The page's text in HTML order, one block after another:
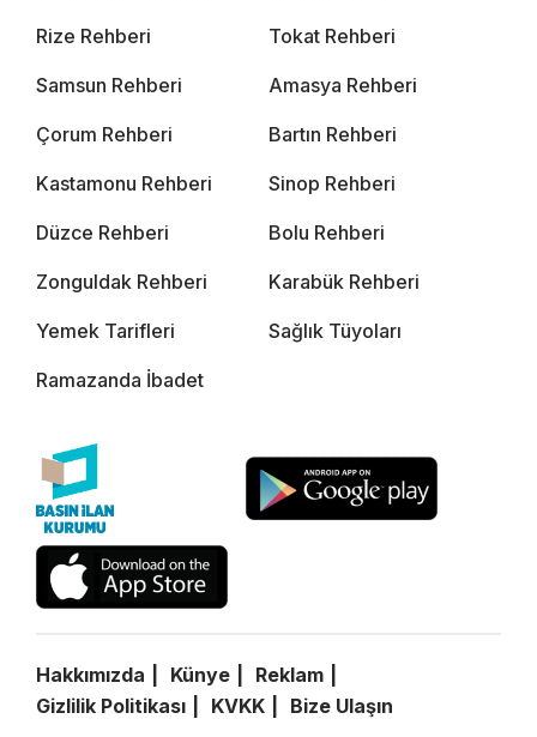
Rize Rehberi Tokat Rehberi
Samsun Rehberi Amasya Rehberi
Çorum Rehberi Bartın Rehberi
Kastamonu Rehberi Sinop Rehberi
Düzce Rehberi Bolu Rehberi
Zonguldak Rehberi Karabük Rehberi
Yemek Tarifleri Sağlık Tüyoları
Ramazanda İbadet
Hakkımızda Künye
Reklam
Gizlilik Politikası
KVKK Bize Ulaşın